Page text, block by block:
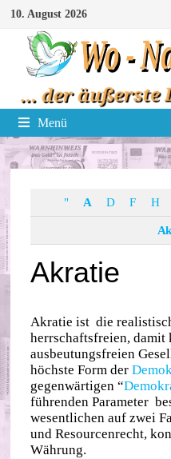
Zum
Inhalt
springen
10. August 2026
Menü
" A D F H
Ak
Akratie
Akratie ist die
herrschaftsfreien, damit
ausbeutungsfreien
höchste Form der
gegenwärtigen “
führenden Parameter
wesentlichen auf zwei
und Resourcenrecht,
Währung.